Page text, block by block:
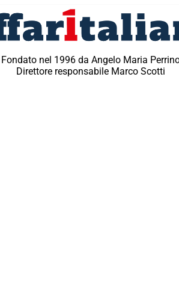
Fondato nel 1996 da Angelo Maria
Direttore responsabile Marco Scotti